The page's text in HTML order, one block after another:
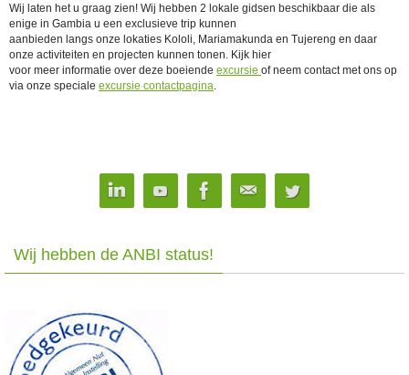
Wij laten het u graag zien! Wij hebben 2 lokale gidsen beschikbaar die als
enige in Gambia u een exclusieve trip kunnen
aanbieden langs onze lokaties Kololi, Mariamakunda en Tujereng en daar
onze activiteiten en projecten kunnen tonen. Kijk hier
voor meer informatie over deze boeiende excursie of neem contact met ons op
via onze speciale excursie contactpagina.
Wij hebben de ANBI status!